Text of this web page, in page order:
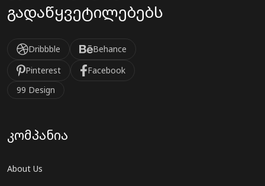
გადაწყვეტილებებს
Dribbble
Behance
Pinterest
Facebook
99 Design
კომპანია
About Us